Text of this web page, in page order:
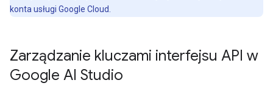
konta usługi Google Cloud.
Zarządzanie kluczami interfejsu API w
Google AI Studio